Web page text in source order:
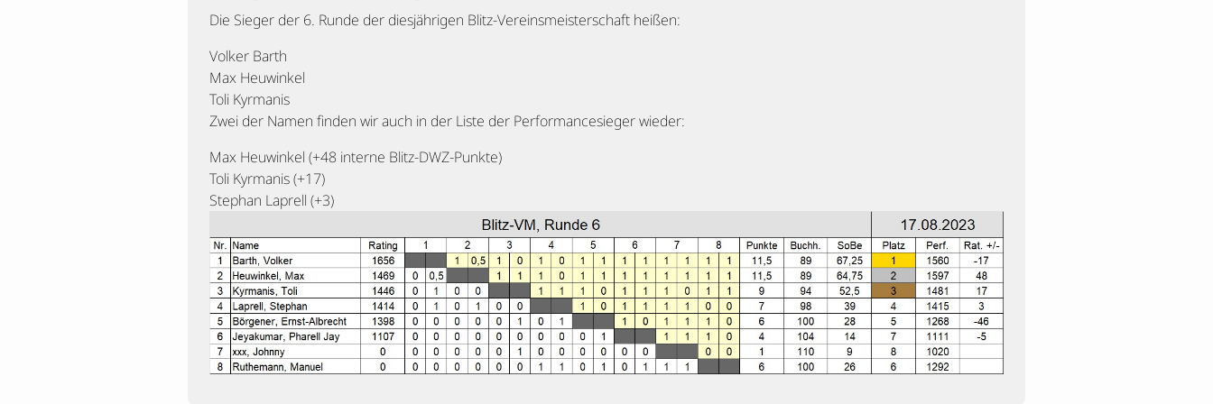
Die Sieger der 6. Runde der diesjährigen Blitz-Vereinsmeisterschaft heißen:
Volker Barth
Max Heuwinkel
Toli Kyrmanis
Zwei der Namen finden wir auch in der Liste der Performancesieger wieder:
Max Heuwinkel (+48 interne Blitz-DWZ-Punkte)
Toli Kyrmanis (+17)
Stephan Laprell (+3)